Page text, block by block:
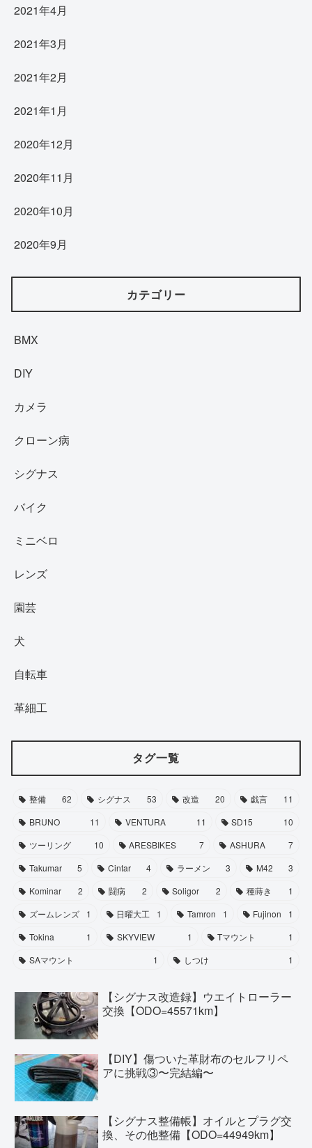
2021年4月
2021年3月
2021年2月
2021年1月
2020年12月
2020年11月
2020年10月
2020年9月
カテゴリー
BMX
DIY
カメラ
クローン病
シグナス
バイク
ミニベロ
レンズ
園芸
犬
自転車
革細工
タグ一覧
整備 62 シグナス 53 改造 20 戯言
11
BRUNO
11 VENTURA 11 SD15
10
ツーリング
10 ARESBIKES 7 ASHURA
7
Takumar
5 Cintar 4 ラーメン 3 M42
3
Kominar
2 闘病 2 Soligor 2 種蒔き
1
ズームレンズ
1 日曜大工 1 Tamron 1 Fujinon
1
Tokina
1 SKYVIEW 1 Tマウント
1
SAマウント
1 しつけ 1
【シグナス改造録】ウエイトローラー
交換【ODO=45571km】
【DIY】傷ついた革財布のセルフリペ
アに挑戦③〜完結編〜
【シグナス整備帳】オイルとプラグ交
換、その他整備【ODO=44949km】